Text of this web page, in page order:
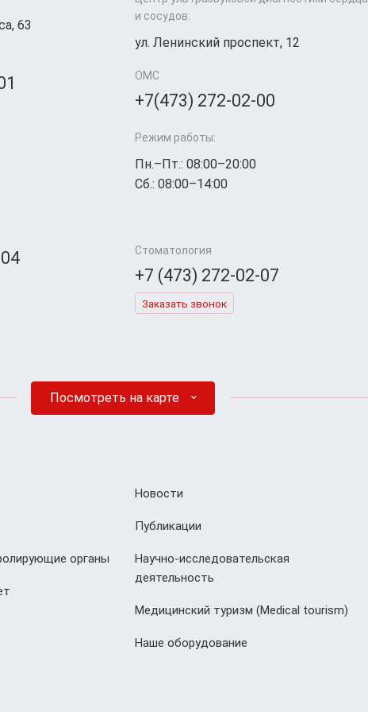
63
и сосудов:
ул. Ленинский проспект, 12
ОМС
+7(473) 272-02-00
Режим работы:
Пн.–Пт.: 08:00–20:00
Сб.: 08:00–14:00
Стоматология
+7 (473) 272-02-07
Заказать звонок
Посмотреть на карте
органы
Новости
Публикации
Научно-исследовательская
деятельность
Медицинский туризм (Мedical tourism)
Наше оборудование